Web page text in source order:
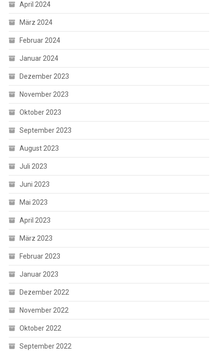
April 2024
März 2024
Februar 2024
Januar 2024
Dezember 2023
November 2023
Oktober 2023
September 2023
August 2023
Juli 2023
Juni 2023
Mai 2023
April 2023
März 2023
Februar 2023
Januar 2023
Dezember 2022
November 2022
Oktober 2022
September 2022